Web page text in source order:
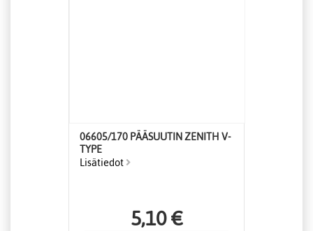
06605/170 PÄÄSUUTIN ZENITH V-
TYPE
Lisätiedot
5,10 €